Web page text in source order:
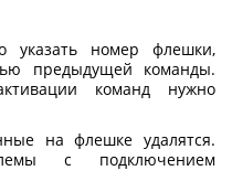
указать номер флешки,
предыдущей команды.
команд нужно
на флешке удалятся.
с подключением